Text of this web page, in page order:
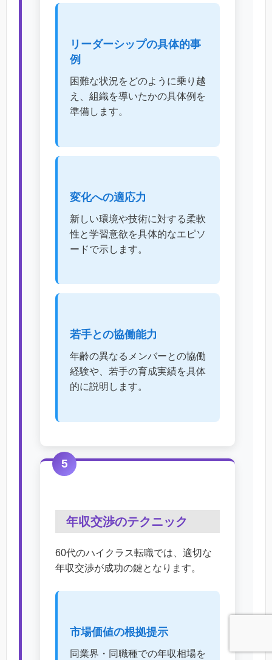
リーダーシップの具体的事
例
困難な状況をどのように乗り越
え、組織を導いたかの具体例を
準備します。
変化への適応力
新しい環境や技術に対する柔軟
性と学習意欲を具体的なエピソ
ードで示します。
若手との協働能力
年齢の異なるメンバーとの協働
経験や、若手の育成実績を具体
的に説明します。
5
年収交渉のテクニック
60代のハイクラス転職では、適切な
年収交渉が成功の鍵となります。
市場価値の根拠提示
同業界・同職種での年収相場を